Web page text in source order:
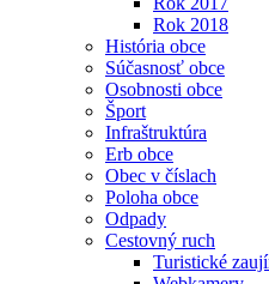
Rok 2018
História obce
Súčasnosť obce
Osobnosti obce
Šport
Infraštruktúra
Erb obce
Obec v číslach
Poloha obce
Odpady
Cestovný ruch
Turistické